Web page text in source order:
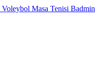
Voleybol Masa Tenisi